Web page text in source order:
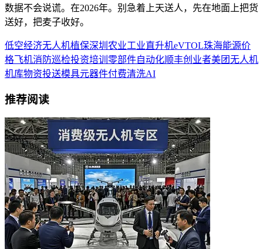
数据不会说谎。在2026年。别急着上天送人，先在地面上把货
送好，把麦子收好。
低空经济无人机植保深圳 农业工业直升机eVTOL珠海能源价
格飞机消防巡检投资培训 零部件自动化顺丰创业者美团无人机
机库物资投送模具元器件付费清洗AI
推荐阅读